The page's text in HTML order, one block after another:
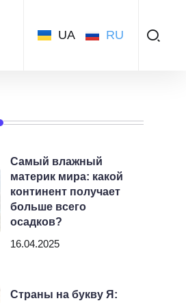
UA RU
Самый влажный
материк мира: какой
континент получает
больше всего
осадков?
16.04.2025
Страны на букву Я: